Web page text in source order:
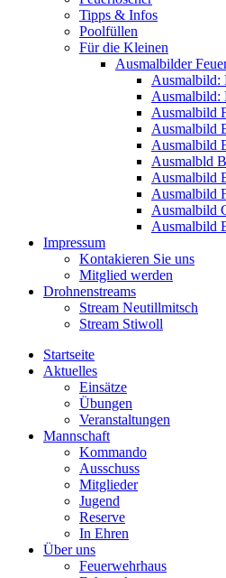
Tipps & Infos
Poolfüllen
Für die Kleinen
Ausmalbilder
Ausmalbild:
Ausmalbild:
Ausmalbild
Ausmalbild
Ausmalbild
Ausmalbld
Ausmalbild
Ausmalbild
Ausmalbild
Ausmalbild
Impressum
Kontakieren Sie uns
Mitglied werden
Drohnenstreams
Stream Neutillmitsch
Stream Stiwoll
Startseite
Aktuelles
Einsätze
Übungen
Veranstaltungen
Mannschaft
Kommando
Ausschuss
Mitglieder
Jugend
Reserve
In Ehren
Über uns
Feuerwehrhaus